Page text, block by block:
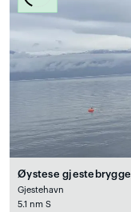
Øystese gjestebrygge
Gjestehavn
5.1 nm S